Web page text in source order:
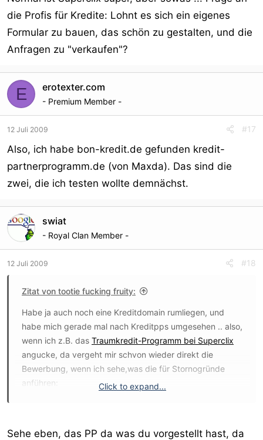
die Profis für Kredite: Lohnt es sich ein eigenes
Formular zu bauen, das schön zu gestalten, und die
Anfragen zu "verkaufen"?
E erotexter.com
- Premium Member -
12 Juli 2009 #17
Also, ich habe bon-kredit.de gefunden kredit-
partnerprogramm.de (von Maxda). Das sind die
zwei, die ich testen wollte demnächst.
swiat
- Royal Clan Member -
12 Juli 2009 #18
Zitat von tootie fucking fruity:
Habe ja auch noch eine Kreditdomain rumliegen, und
habe mich gerade mal nach Kreditpps umgesehen .. also,
wenn ich z.B. das Traumkredit-Programm bei Superclix
angucke, da vergeht mir schvon wieder direkt die
Bewerbung, wenn ich sehe,was die für Stornogründe
anführen:
Click to expand...
Sehe eben, das PP da was du vorgestellt hast, da